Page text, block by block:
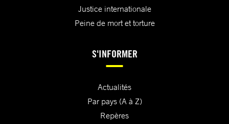
Justice internationale
Peine de mort et torture
S'INFORMER
Actualités
Par pays (A à Z)
Repères